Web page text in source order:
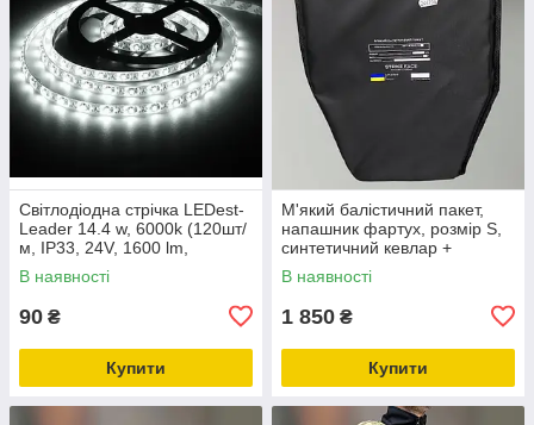
Світлодіодна стрічка LEDest-
Leader 14.4 w, 6000k (120шт/
м, IP33, 24V, 1600 lm,
SMD2835, 36м.гар)
В наявності
90 ₴
Купити
М'який балістичний пакет,
напашник фартух, розмір S,
синтетичний кевлар +
НВМПЕ, захист ДСТУ 1
В наявності
1 850 ₴
Купити